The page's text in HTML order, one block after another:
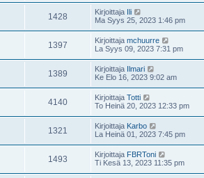
1428 Kirjoittaja Ili
Ma Syys 25, 2023 1:46 pm
1397 Kirjoittaja mchuurre
La Syys 09, 2023 7:31 pm
1389 Kirjoittaja Ilmari
Ke Elo 16, 2023 9:02 am
4140 Kirjoittaja Totti
To Heinä 20, 2023 12:33 pm
1321 Kirjoittaja Karbo
La Heinä 01, 2023 7:45 pm
1493 Kirjoittaja FBRToni
Ti Kesä 13, 2023 11:35 pm